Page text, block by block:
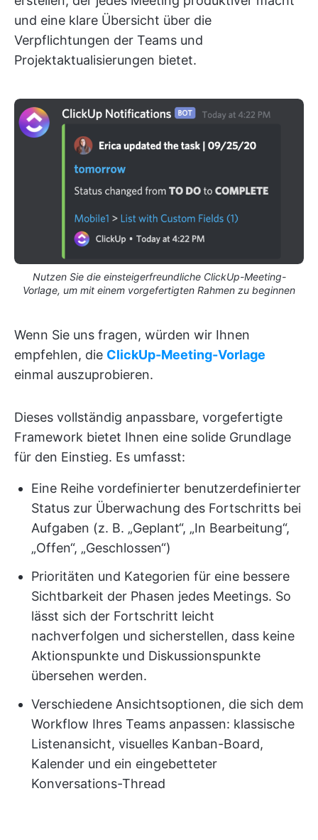
und eine klare Übersicht über die
Verpflichtungen der Teams und
Projektaktualisierungen bietet.
Nutzen Sie die einsteigerfreundliche ClickUp-Meeting-
Vorlage, um mit einem vorgefertigten Rahmen zu beginnen
Wenn Sie uns fragen, würden wir Ihnen
empfehlen, die ClickUp-Meeting-Vorlage
einmal auszuprobieren.
Dieses vollständig anpassbare, vorgefertigte
Framework bietet Ihnen eine solide Grundlage
für den Einstieg. Es umfasst:
Eine Reihe vordefinierter benutzerdefinierter
Status zur Überwachung des Fortschritts bei
Aufgaben (z. B. „Geplant“, „In Bearbeitung“,
„Offen“, „Geschlossen“)
Prioritäten und Kategorien für eine bessere
Sichtbarkeit der Phasen jedes Meetings. So
lässt sich der Fortschritt leicht
nachverfolgen und sicherstellen, dass keine
Aktionspunkte und Diskussionspunkte
übersehen werden.
Verschiedene Ansichtsoptionen, die sich dem
Workflow Ihres Teams anpassen: klassische
Listenansicht, visuelles Kanban-Board,
Kalender und ein eingebetteter
Konversations-Thread